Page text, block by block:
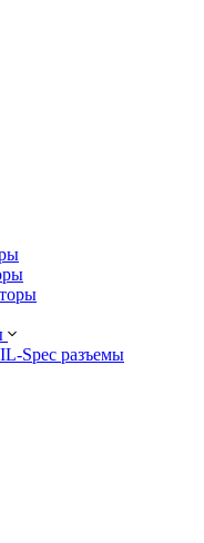
Spec разъемы